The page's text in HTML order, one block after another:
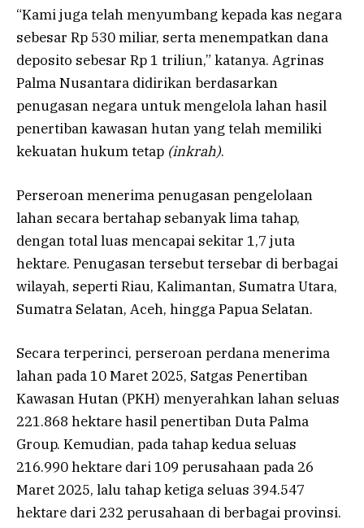
“Kami juga telah menyumbang kepada kas negara
sebesar Rp 530 miliar, serta menempatkan dana
deposito sebesar Rp 1 triliun,” katanya. Agrinas
Palma Nusantara didirikan berdasarkan
penugasan negara untuk mengelola lahan hasil
penertiban kawasan hutan yang telah memiliki
kekuatan hukum tetap (inkrah).
Perseroan menerima penugasan pengelolaan
lahan secara bertahap sebanyak lima tahap,
dengan total luas mencapai sekitar 1,7 juta
hektare. Penugasan tersebut tersebar di berbagai
wilayah, seperti Riau, Kalimantan, Sumatra Utara,
Sumatra Selatan, Aceh, hingga Papua Selatan.
Secara terperinci, perseroan perdana menerima
lahan pada 10 Maret 2025, Satgas Penertiban
Kawasan Hutan (PKH) menyerahkan lahan seluas
221.868 hektare hasil penertiban Duta Palma
Group. Kemudian, pada tahap kedua seluas
216.990 hektare dari 109 perusahaan pada 26
Maret 2025, lalu tahap ketiga seluas 394.547
hektare dari 232 perusahaan di berbagai provinsi.